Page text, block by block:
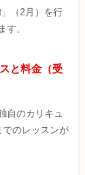
（2月）を行
す。
と料金（受
⾃のカリキュ
でのレッスンが